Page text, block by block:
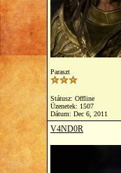
Paraszt
Státusz: Offline
Üzenetek: 1507
Dátum: Dec 6, 2011
V4ND0R